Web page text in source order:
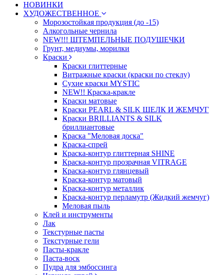
НОВИНКИ
ХУДОЖЕСТВЕННОЕ
Морозостойкая продукция (до -15)
Алкогольные чернила
NEW!!! ШТЕМПЕЛЬНЫЕ ПОДУШЕЧКИ
Грунт, медиумы, морилки
Краски
Краски глиттерные
Витражные краски (краски по стеклу)
Сухие краски MYSTIC
NEW!! Краска-кракле
Краски матовые
Краски PEARL & SILK ШЕЛК И ЖЕМЧУГ
Краски BRILLIANTS & SILK
бриллиантовые
Краска "Меловая доска"
Краска-спрей
Краска-контур глиттерная SHINE
Краска-контур прозрачная VITRAGE
Краска-контур глянцевый
Краска-контур матовый
Краска-контур металлик
Краска-контур перламутр (Жидкий жемчуг)
Меловая пыль
Клей и инструменты
Лак
Текстурные пасты
Текстурные гели
Пасты-кракле
Паста-воск
Пудра для эмбоссинга